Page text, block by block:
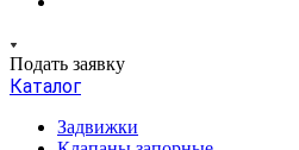
Подать заявку
Каталог
Задвижки